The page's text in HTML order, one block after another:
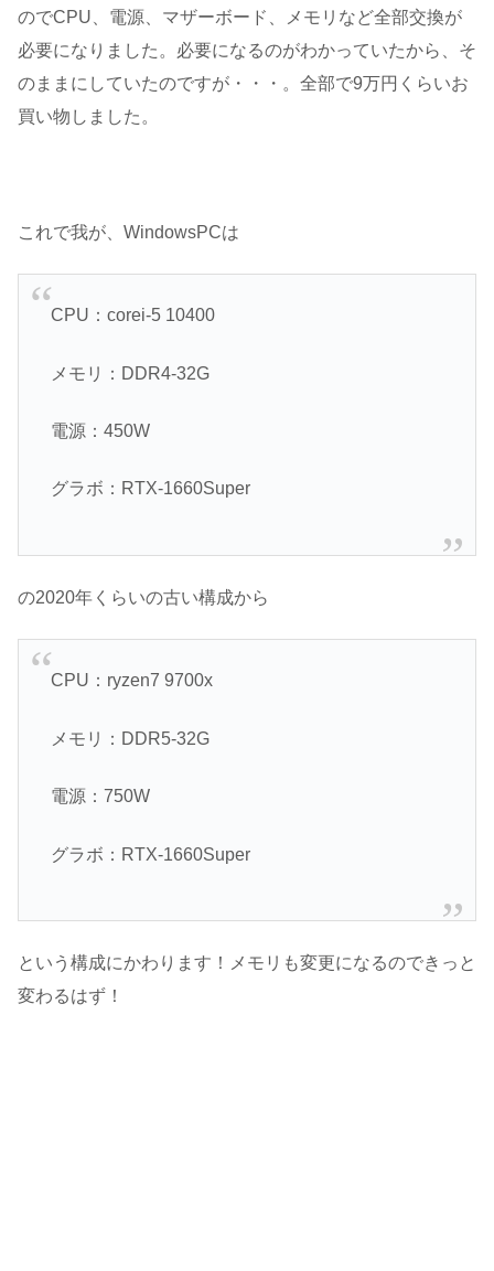
のでCPU、電源、マザーボード、メモリなど全部交換が
必要になりました。必要になるのがわかっていたから、そ
のままにしていたのですが・・・。全部で9万円くらいお
買い物しました。
これで我が、WindowsPCは
CPU：corei-5 10400
メモリ：DDR4-32G
電源：450W
グラボ：RTX-1660Super
の2020年くらいの古い構成から
CPU：ryzen7 9700x
メモリ：DDR5-32G
電源：750W
グラボ：RTX-1660Super
という構成にかわります！メモリも変更になるのできっと
変わるはず！